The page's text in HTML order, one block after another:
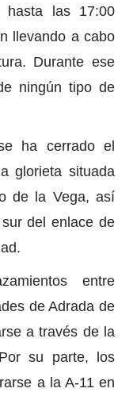
hasta las 17:00
llevando a cabo
Durante ese
ningún tipo de
ha cerrado el
glorieta situada
de la Vega, así
del enlace de
entre
de Adrada de
a través de la
su parte, los
a la A-11 en